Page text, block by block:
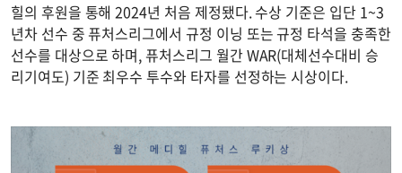
힐의 후원을 통해 2024년 처음 제정됐다. 수상 기준은 입단 1~3
년차 선수 중 퓨처스리그에서 규정 이닝 또는 규정 타석을 충족한
선수를 대상으로 하며, 퓨처스리그 월간 WAR(대체선수대비 승
리기여도) 기준 최우수 투수와 타자를 선정하는 시상이다.